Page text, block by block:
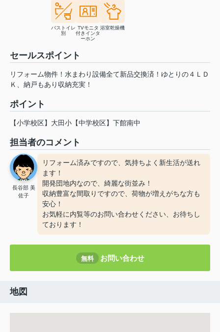
バストイレ
別
TVモニタ
付きインタ
ーホン
浴室乾燥機
セールスポイント
リフォーム物件！水まわり設備全て新品交換済！ゆとりの４ＬＤ
Ｋ、納戸もあり収納充実！
ポイント
【小学校区】大田小【中学校区】下館南中
担当者のコメント
長谷部 美
佐子
リフォーム済みですので、気持ちよく新生活が送れ
ます！
開発団地内なので、綺麗な街並み！
収納豊富な間取りですので、荷物が増えがちな方も
安心！
お気軽に内覧等のお問い合わせください、お待ちし
ております！
無料 お問い合わせ
地図